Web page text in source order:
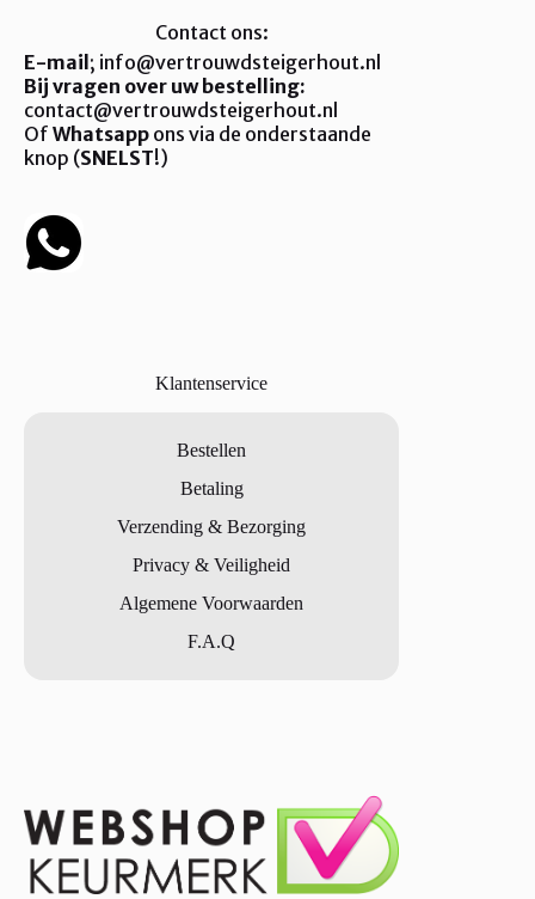
Contact ons:
E-mail; info@vertrouwdsteigerhout.nl
Bij vragen over uw bestelling:
contact@vertrouwdsteigerhout.nl
Of Whatsapp ons via de onderstaande
knop (SNELST!)
Klantenservice
Bestellen
Betaling
Verzending & Bezorging
Privacy & Veiligheid
Algemene Voorwaarden
F.A.Q